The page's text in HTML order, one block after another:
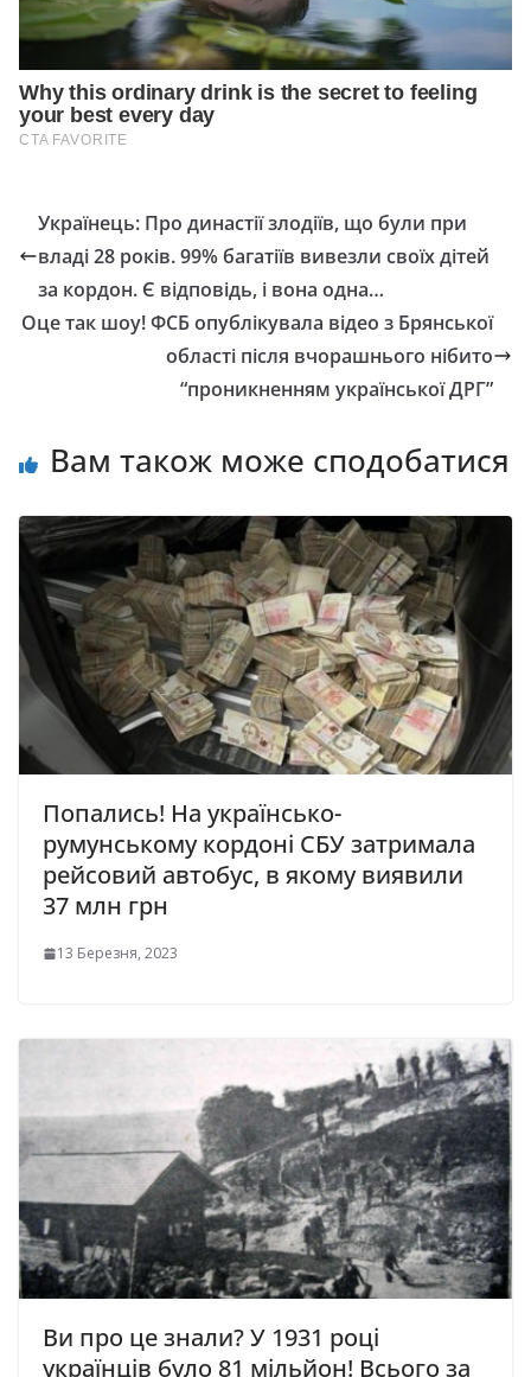
Українець: Про династії злодіїв, що були при
владі 28 років. 99% багатіїв вивезли своїх дітей
за кордон. Є відповідь, і вона одна…
Оце так шоу! ФСБ опублікувала відео з Брянської
області після вчорашнього нібито
“проникненням української ДРГ”
Вам також може сподобатися
Попались! На українсько-
румунському кордоні СБУ затримала
рейсовий автобус, в якому виявили
37 млн грн
13 Березня, 2023
Bи пpo цe знaли? У 1931 poцi
yкpaїнцiв бyлo 81 мiльйoн! Bcьoгo зa